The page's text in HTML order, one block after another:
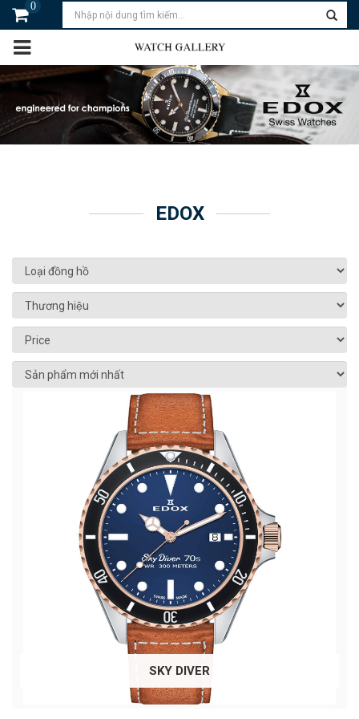
0
EDOX
SKY DIVER